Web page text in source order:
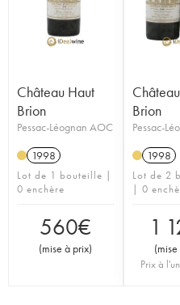
Château Haut
Brion
Pessac-Léognan AOC
1998
Lot de 1 bouteille |
0 enchère
560€
(mise à prix)
Brion
Pessac-
1998
Lot de 2
| 0
1
(
Prix à